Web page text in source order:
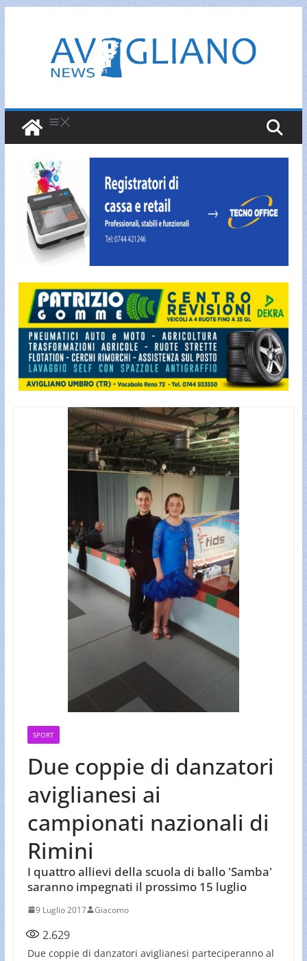
contenuto
SPORT
Due coppie di danzatori
aviglianesi ai
campionati nazionali di
Rimini
I quattro allievi della scuola di ballo 'Samba'
saranno impegnati il prossimo 15 luglio
9 Luglio 2017 Giacomo
2.629
Due coppie di danzatori aviglianesi parteciperanno al